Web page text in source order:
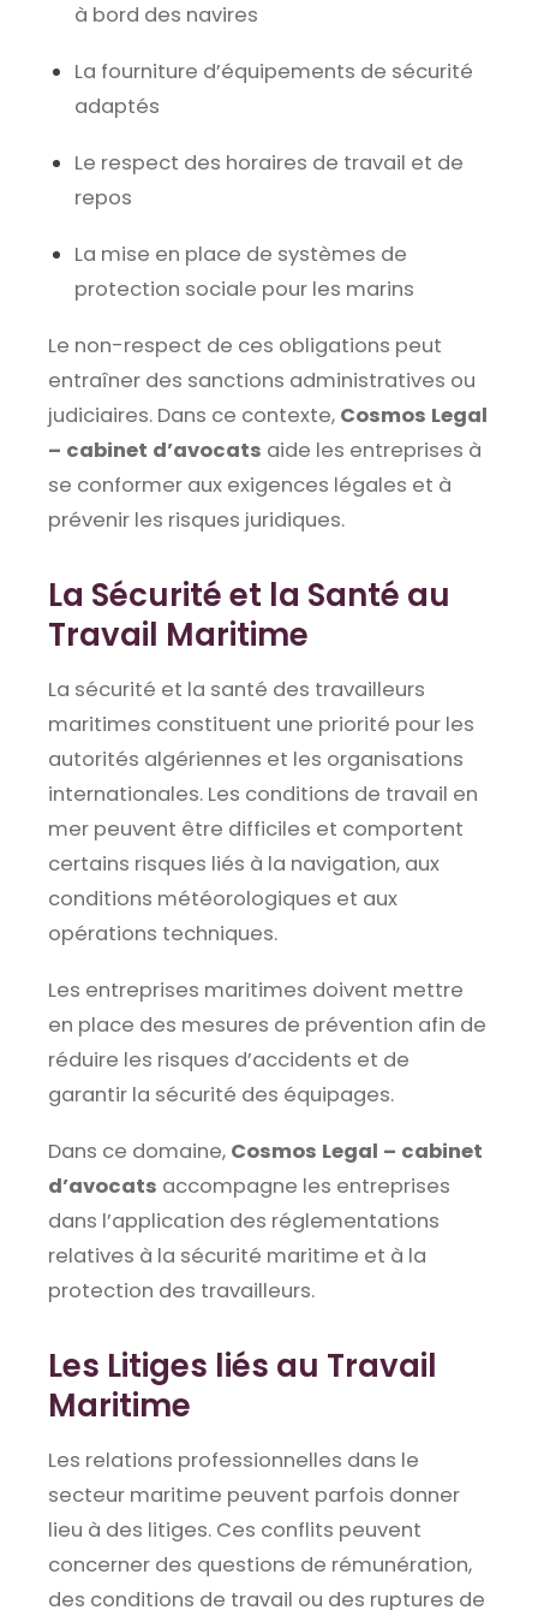
à bord des navires
La fourniture d’équipements de sécurité
adaptés
Le respect des horaires de travail et de
repos
La mise en place de systèmes de
protection sociale pour les marins
Le non-respect de ces obligations peut
entraîner des sanctions administratives ou
judiciaires. Dans ce contexte, Cosmos Legal
– cabinet d’avocats aide les entreprises à
se conformer aux exigences légales et à
prévenir les risques juridiques.
La Sécurité et la Santé au
Travail Maritime
La sécurité et la santé des travailleurs
maritimes constituent une priorité pour les
autorités algériennes et les organisations
internationales. Les conditions de travail en
mer peuvent être difficiles et comportent
certains risques liés à la navigation, aux
conditions météorologiques et aux
opérations techniques.
Les entreprises maritimes doivent mettre
en place des mesures de prévention afin de
réduire les risques d’accidents et de
garantir la sécurité des équipages.
Dans ce domaine, Cosmos Legal – cabinet
d’avocats accompagne les entreprises
dans l’application des réglementations
relatives à la sécurité maritime et à la
protection des travailleurs.
Les Litiges liés au Travail
Maritime
Les relations professionnelles dans le
secteur maritime peuvent parfois donner
lieu à des litiges. Ces conflits peuvent
concerner des questions de rémunération,
des conditions de travail ou des ruptures de